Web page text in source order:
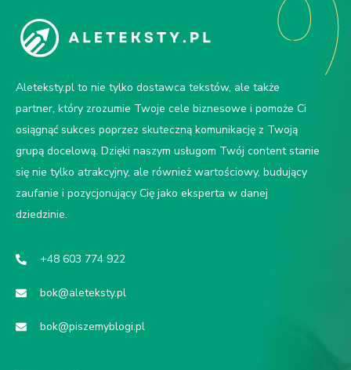
Aleteksty.pl to nie tylko dostawca tekstów, ale także
partner, który zrozumie Twoje cele biznesowe i pomoże Ci
osiągnąć sukces poprzez skuteczną komunikację z Twoją
grupą docelową. Dzięki naszym usługom Twój content stanie
się nie tylko atrakcyjny, ale również wartościowy, budujący
zaufanie i pozycjonujący Cię jako eksperta w danej
dziedzinie.
+48 603 774 922
bok@aleteksty.pl
bok@piszemyblogi.pl